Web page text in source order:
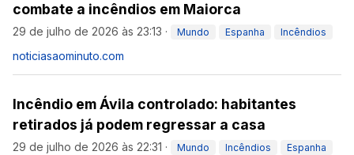
combate a incêndios em Maiorca
29 de julho de 2026 às 23:13 · Mundo Espanha Incêndios
noticiasaominuto.com
Incêndio em Ávila controlado: habitantes
retirados já podem regressar a casa
29 de julho de 2026 às 22:31 · Mundo Incêndios Espanha